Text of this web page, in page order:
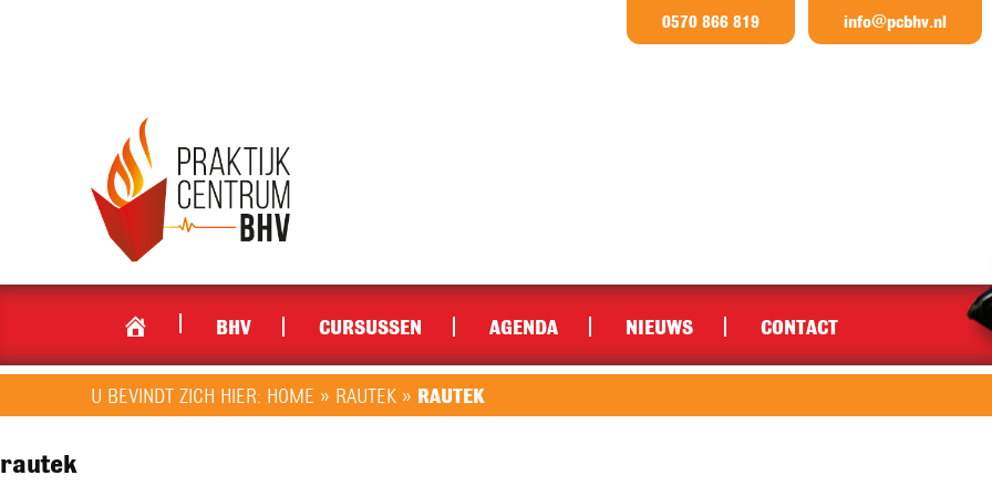
0570 866 819 info@pcbhv.nl
BHV CURSUSSEN AGENDA NIEUWS CONTACT
U BEVINDT ZICH HIER: HOME » RAUTEK » RAUTEK
rautek